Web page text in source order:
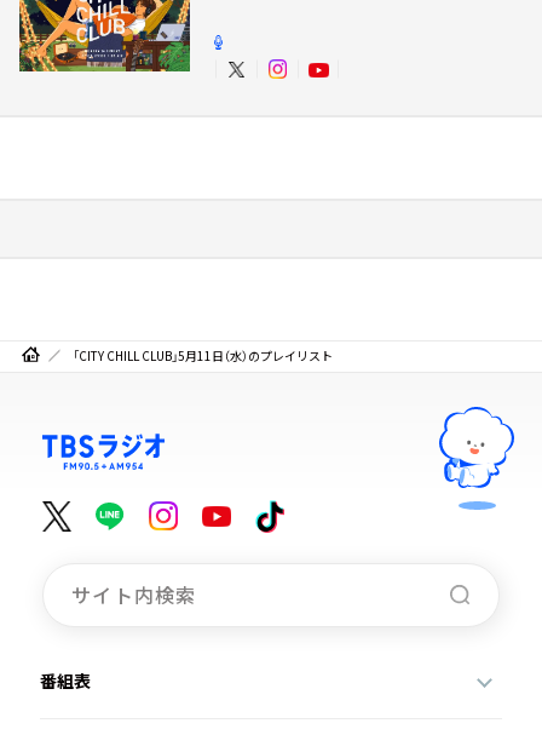
「CITY CHILL CLUB」5月11日（水）のプレイリスト
番組表